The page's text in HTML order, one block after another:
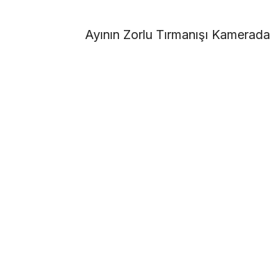
Ayının Zorlu Tırmanışı Kamerada